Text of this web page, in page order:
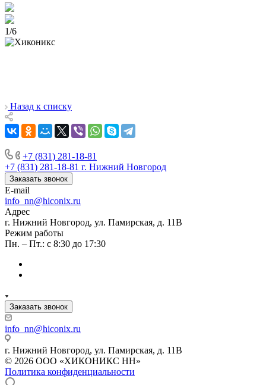
1/6
Назад к списку
+7 (831) 281-18-81
+7 (831) 281-18-81 г. Нижний Новгород
Заказать звонок
E-mail
info_nn@hiconix.ru
Адрес
г. Нижний Новгород, ул. Памирская, д. 11В
Режим работы
Пн. – Пт.: с 8:30 до 17:30
Заказать звонок
info_nn@hiconix.ru
г. Нижний Новгород, ул. Памирская, д. 11В
© 2026 ООО «ХИКОНИКС НН»
Политика конфиденциальности